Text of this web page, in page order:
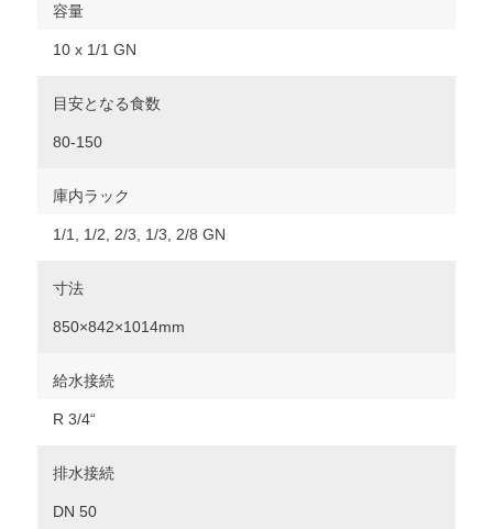
容量
10 x 1/1 GN
目安となる食数
80-150
庫内ラック
1/1, 1/2, 2/3, 1/3, 2/8 GN
寸法
850×842×1014mm
給水接続
R 3/4“
排水接続
DN 50